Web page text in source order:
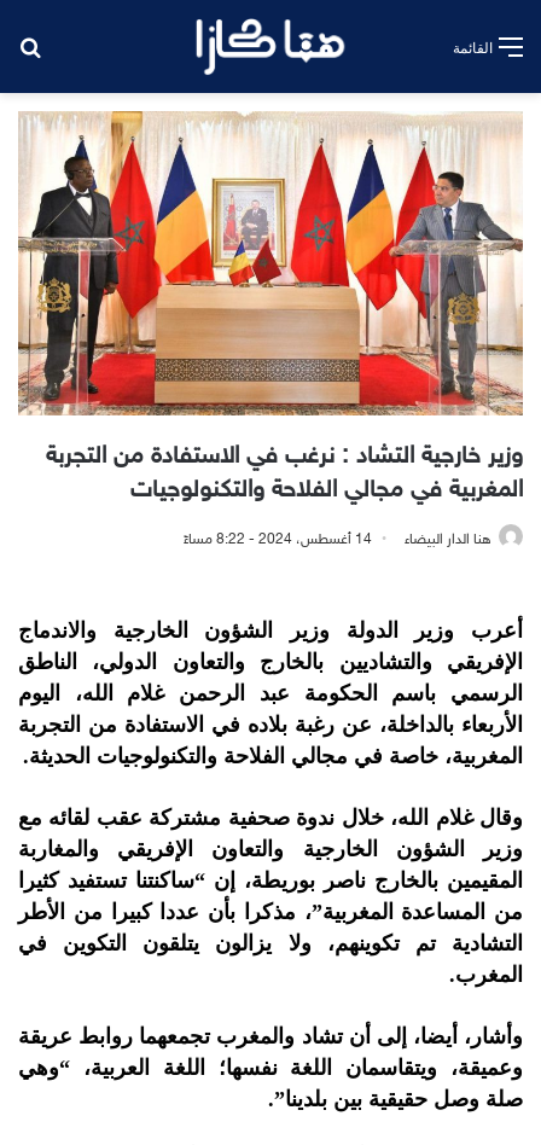
القائمة
وزير خارجية التشاد : نرغب في الاستفادة من التجربة
المغربية في مجالي الفلاحة والتكنولوجيات
هنا الدار البيضاء 14 أغسطس، 2024 - 8:22 مساءً
أعرب وزير الدولة وزير الشؤون الخارجية والاندماج
الإفريقي والتشاديين بالخارج والتعاون الدولي، الناطق
الرسمي باسم الحكومة عبد الرحمن غلام الله، اليوم
الأربعاء بالداخلة، عن رغبة بلاده في الاستفادة من التجربة
المغربية، خاصة في مجالي الفلاحة والتكنولوجيات الحديثة.
وقال غلام الله، خلال ندوة صحفية مشتركة عقب لقائه مع
وزير الشؤون الخارجية والتعاون الإفريقي والمغاربة
المقيمين بالخارج ناصر بوريطة، إن “ساكنتنا تستفيد كثيرا
من المساعدة المغربية”، مذكرا بأن عددا كبيرا من الأطر
التشادية تم تكوينهم، ولا يزالون يتلقون التكوين في
المغرب.
وأشار، أيضا، إلى أن تشاد والمغرب تجمعهما روابط عريقة
وعميقة، ويتقاسمان اللغة نفسها؛ اللغة العربية، “وهي
صلة وصل حقيقية بين بلدينا”.